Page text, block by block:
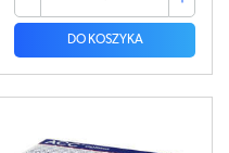
DO KOSZYKA